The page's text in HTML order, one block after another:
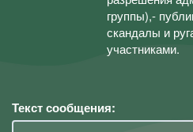
группы),-
скандалы и
участниками.
Текст сообщения: